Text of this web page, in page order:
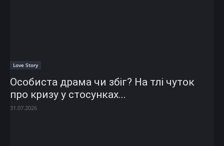
Love Story
Особиста драма чи збіг? На тлі чуток
про кризу у стосунках...
31.07.2026